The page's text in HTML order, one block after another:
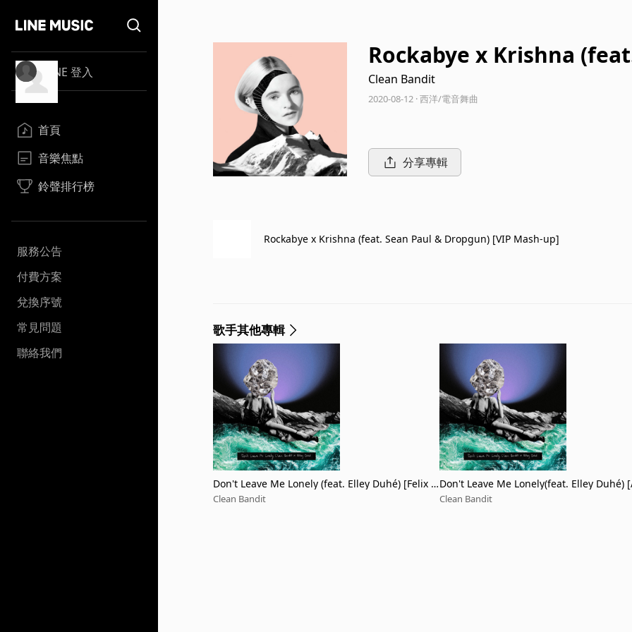
LINE 登入
首頁
音樂焦點
鈴聲排行榜
服務公告
付費方案
兌換序號
常見問題
聯絡我們
Rockabye x Krishna
[VIP Mash-up]
Clean Bandit
2020-08-12 · 西洋/電音舞曲
分享專輯
Rockabye x Krishna (feat. Sean Paul & Dropgun) [VIP Mash-up]
歌手其他專輯
Don't Leave Me Lonely (feat. Elley Duhé) [Felix Ja
ehn Happy Rave Mix]
Clean Bandit
Don't Leave Me Lonely(feat. Elley Duhé)
c]
Clean Bandit